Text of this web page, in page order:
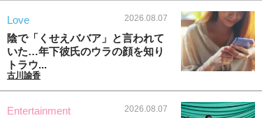
Love 2026.08.07
陰で「くせえババア」と言われて
いた…年下彼氏のウラの顔を知り
トラウ...
古川諭香
Entertainment 2026.08.07